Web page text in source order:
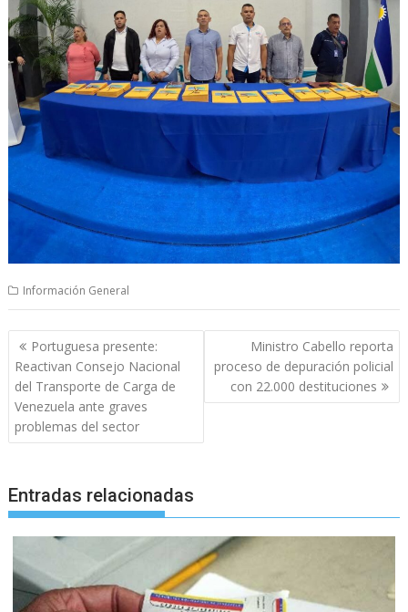
Información General
Navegación
de
entradas
Portuguesa presente:
Reactivan Consejo Nacional
del Transporte de Carga de
Venezuela ante graves
problemas del sector
Ministro Cabello reporta
proceso de depuración policial
con 22.000 destituciones
Entradas relacionadas